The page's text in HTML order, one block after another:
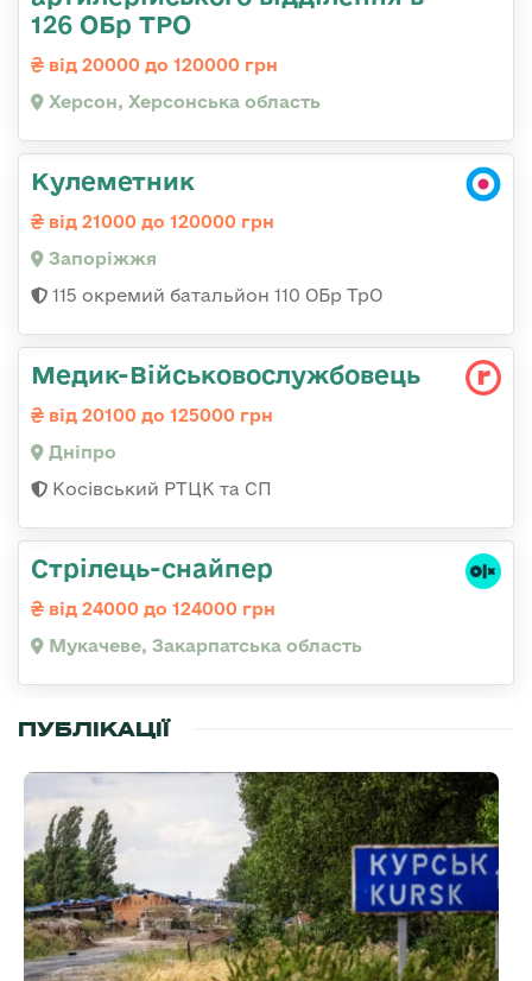
126 ОБр ТРО
від 20000 до 120000 грн
Херсон, Херсонська область
Кулеметник
від 21000 до 120000 грн
Запоріжжя
115 окремий батальйон 110 ОБр ТрО
Медик-Військовослужбовець
від 20100 до 125000 грн
Дніпро
Косівський РТЦК та СП
Стрілець-снайпер
від 24000 до 124000 грн
Мукачеве, Закарпатська область
ПУБЛІКАЦІЇ